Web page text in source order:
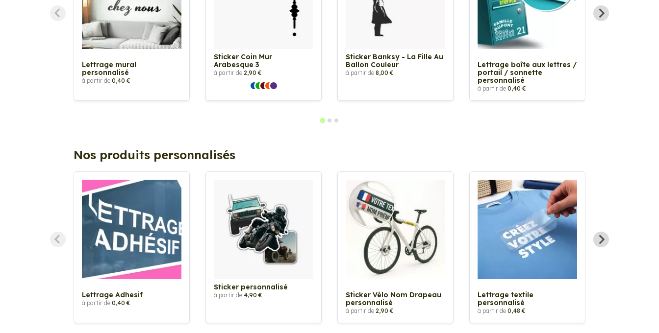
Lettrage mural
personnalisé
à partir de 0,40 €
Sticker Coin Mur
Arabesque 3
à partir de 2,90 €
Sticker Banksy - La Fille Au
Ballon Couleur
à partir de 8,00 €
Lettrage boîte aux lettres /
portail / sonnette
personnalisé
à partir de 0,40 €
Nos produits personnalisés
Lettrage Adhesif
à partir de 0,40 €
Sticker personnalisé
à partir de 4,90 €
Sticker Vélo Nom Drapeau
personnalisé
à partir de 2,90 €
Lettrage textile
personnalisé
à partir de 0,48 €